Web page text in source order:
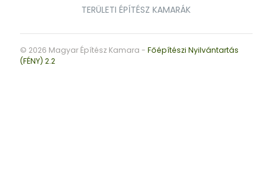
TERÜLETI ÉPÍTÉSZ KAMARÁK
© 2026 Magyar Építész Kamara - Főépítészi Nyilvántartás
(FÉNY) 2.2